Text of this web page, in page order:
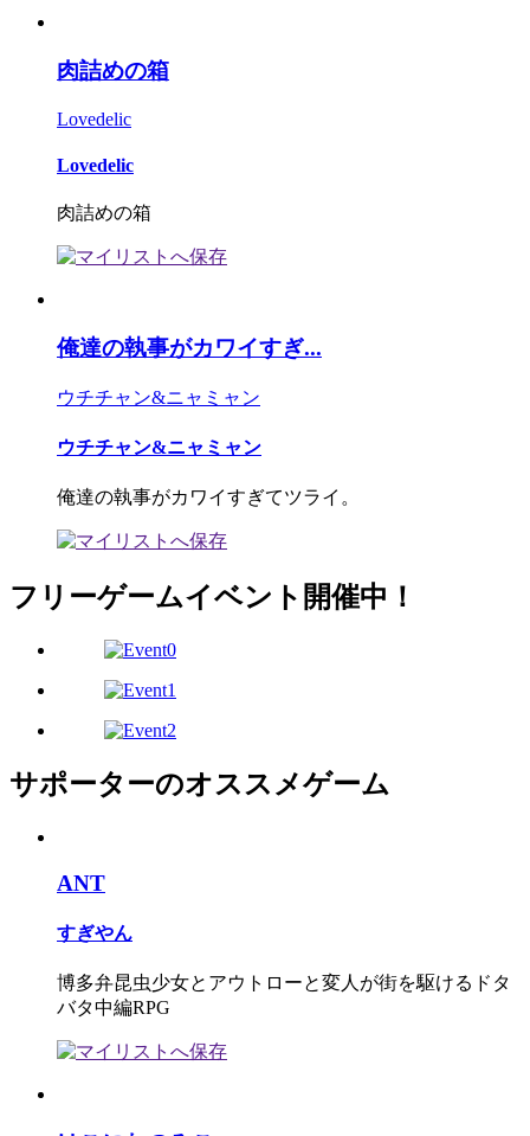
肉詰めの箱
Lovedelic
Lovedelic
肉詰めの箱
俺達の執事がカワイすぎ...
ウチチャン&ニャミャン
ウチチャン&ニャミャン
俺達の執事がカワイすぎてツライ。
フリーゲームイベント開催中！
サポーターのオススメゲーム
ANT
すぎやん
博多弁昆虫少女とアウトローと変人が街を駆けるドタ
バタ中編RPG